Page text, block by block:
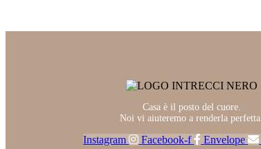
Casa è il posto del cuore.
Noi vi aiuteremo a renderla perfetta.
Instagram Facebook-f Envelope